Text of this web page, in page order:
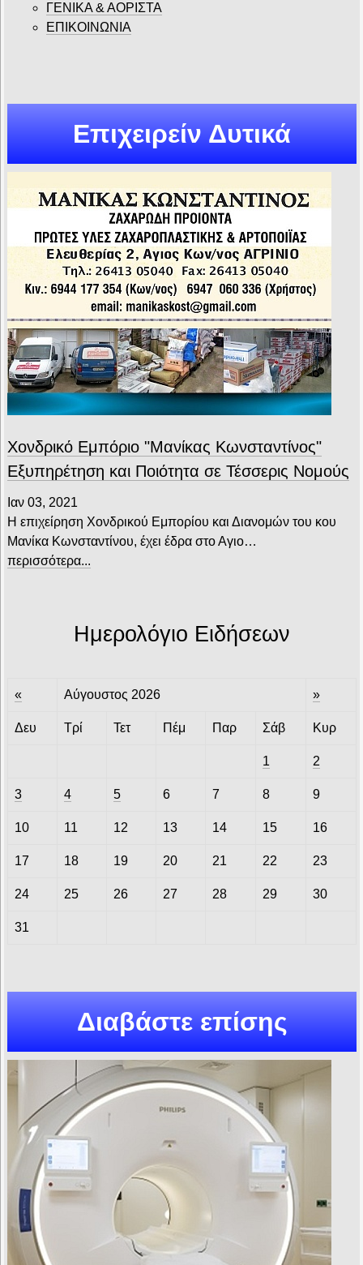
ΓΕΝΙΚΑ & ΑΟΡΙΣΤΑ
ΕΠΙΚΟΙΝΩΝΙΑ
Επιχειρείν Δυτικά
Χονδρικό Εμπόριο "Μανίκας Κωνσταντίνος"
Εξυπηρέτηση και Ποιότητα σε Τέσσερις Νομούς
Ιαν 03, 2021
Η επιχείρηση Χονδρικού Εμπορίου και Διανομών του κου
Μανίκα Κωνσταντίνου, έχει έδρα στο Αγιο…
περισσότερα...
Ημερολόγιο Ειδήσεων
« Αύγουστος 2026 »
Δευ Τρί Τετ Πέμ Παρ Σάβ Κυρ
1 2
3 4 5 6 7 8 9
10 11 12 13 14 15 16
17 18 19 20 21 22 23
24 25 26 27 28 29 30
31
Διαβάστε επίσης